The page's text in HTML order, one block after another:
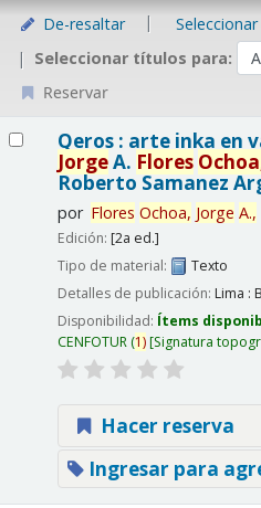
De-resaltar
Seleccionar títulos para:
Reservar
Qeros : arte inka en
JorgeA. Flores
Roberto Samanez
por Flores Ochoa, Jorge A.,
Edición: [2a ed.]
Tipo de material:
Texto
Detalles de publicación: Lima :
Disponibilidad: Ítems
CENFOTUR(1) Signatura
Hacer reserva
Ingresar para